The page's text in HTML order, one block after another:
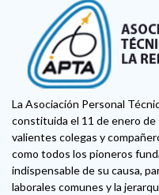
La Asociación Personal
constituida el 11 de enero
valientes colegas y
como todos los pioneros
indispensable de su causa,
laborales comunes y la